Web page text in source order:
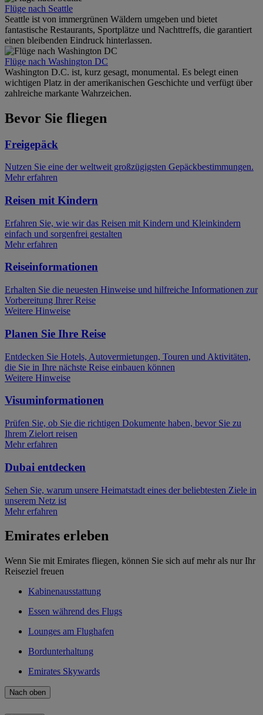
Flüge nach Seattle
Seattle ist von immergrünen Wäldern umgeben und bietet
fantastische Restaurants, Sportplätze und Nachttreffs, die garantiert
einen bleibenden Eindruck hinterlassen.
Flüge nach Washington DC
Washington D.C. ist, kurz gesagt, monumental. Es belegt einen
wichtigen Platz in der amerikanischen Geschichte und verfügt über
zahlreiche markante Wahrzeichen.
Bevor Sie fliegen
Freigepäck
Nutzen Sie eine der weltweit großzügigsten Gepäckbestimmungen.
Mehr erfahren
Reisen mit Kindern
Erfahren Sie, wie wir das Reisen mit Kindern und Kleinkindern
einfach und sorgenfrei gestalten
Mehr erfahren
Reiseinformationen
Erhalten Sie die neuesten Hinweise und hilfreiche Informationen zur
Vorbereitung Ihrer Reise
Weitere Hinweise
Planen Sie Ihre Reise
Entdecken Sie Hotels, Autovermietungen, Touren und Aktivitäten,
die Sie in Ihre nächste Reise einbauen können
Weitere Hinweise
Visuminformationen
Prüfen Sie, ob Sie die richtigen Dokumente haben, bevor Sie zu
Ihrem Zielort reisen
Mehr erfahren
Dubai entdecken
Sehen Sie, warum unsere Heimatstadt eines der beliebtesten Ziele in
unserem Netz ist
Mehr erfahren
Emirates erleben
Wenn Sie mit Emirates fliegen, können Sie sich auf mehr als nur Ihr
Reiseziel freuen
Kabinenausstattung
Essen während des Flugs
Lounges am Flughafen
Bordunterhaltung
Emirates Skywards
Nach oben